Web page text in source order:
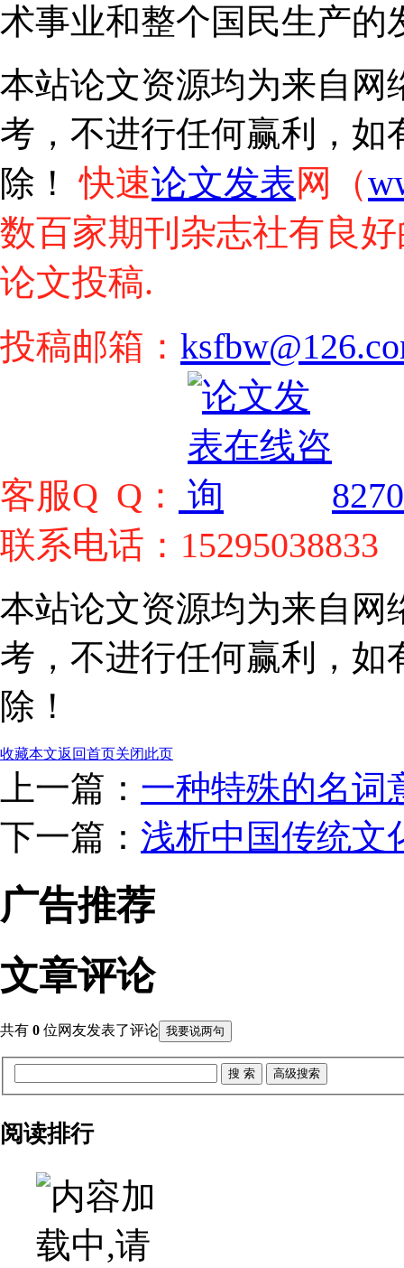
术事业和整个国民生产的
本站论文资源均为来自网
考，不进行任何赢利，如
除！快速论文发表网（
数百家期刊杂志社有良
论文投稿.
投稿邮箱：
客服Q Q：
联系电话：15295038833
本站论文资源均为来自网
考，不进行任何赢利，如
除！
收藏本文返回首页关闭此页
上一篇： 一种特殊的名词
下一篇： 浅析中国传统文
广告推荐
文章评论
共有 0 位网友发表了评论 我要说两句
阅读排行